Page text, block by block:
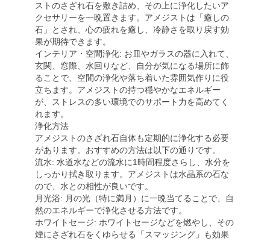
ストのさざれ石を敷き詰め、その上に浄化したいア
クセサリーを一晩置きます。アメジストは「癒しの
石」とされ、心の疲れを癒し、冷静さを取り戻す効
果が期待できます。
インテリア・空間浄化: お皿やガラスの器に入れて、
玄関、窓際、水回りなど、自分が気になる場所に飾
ることで、空間の浄化や落ち着いた雰囲気作りに役
立ちます。アメジストの持つ穏やかなエネルギー
が、ストレスの多い環境でのサポート力を高めてく
れます。
浄化方法
アメジストのさざれ石自体も定期的に浄化する必要
があります。おすすめの方法は以下の通りです。
流水: 水道水などの流水に1時間程度さらし、水分を
しっかり拭き取ります。アメジストは水晶系の石な
ので、水との相性が良いです。
月光浴: 月の光（特に満月）に一晩当てることで、自
然のエネルギーで浄化させる方法です。
ホワイトセージ: ホワイトセージなどを燃やし、その
煙にさざれ石をくゆらせる「スマッジング」も効果